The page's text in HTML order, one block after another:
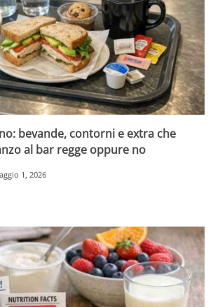
bevande, contorni e extra che
al bar regge oppure no
1, 2026